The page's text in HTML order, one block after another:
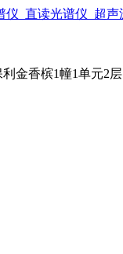
金香槟1幢1单元2层